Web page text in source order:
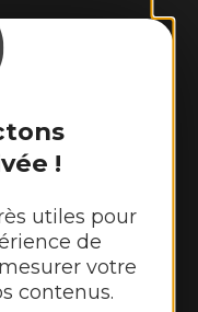
!
utiles pour
de
votre
contenus.
REBOURGUIL
83 11